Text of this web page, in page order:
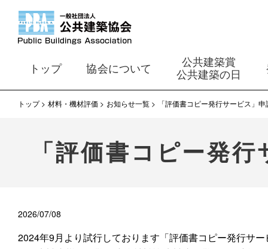
トップ 協会について
公共建築賞
公共建築の日
トップ 材料・機材評価 お知らせ一覧 「評価書コピー発行サービス」
「評価書コピー発
2026/07/08
2024年9月より試行しております「評価書コピー発行サ